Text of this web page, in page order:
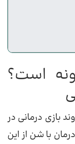
است؟
بازی درمانی در
با شن از این